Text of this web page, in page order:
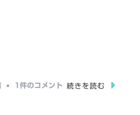
日
1件のコメント 続きを読む